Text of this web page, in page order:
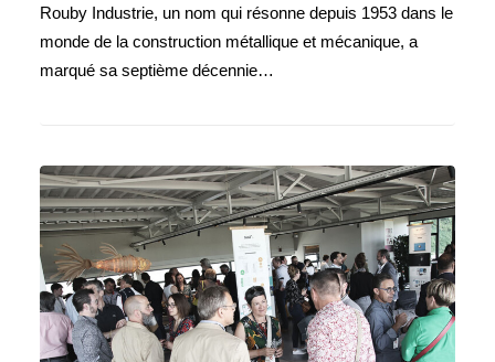
Rouby Industrie, un nom qui résonne depuis 1953 dans le
monde de la construction métallique et mécanique, a
marqué sa septième décennie…